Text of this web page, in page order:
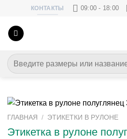
content
КОНТАКТЫ 09:00 - 18:00
Искать:
ГЛАВНАЯ / ЭТИКЕТКИ В РУЛОНЕ
Этикетка в рулоне